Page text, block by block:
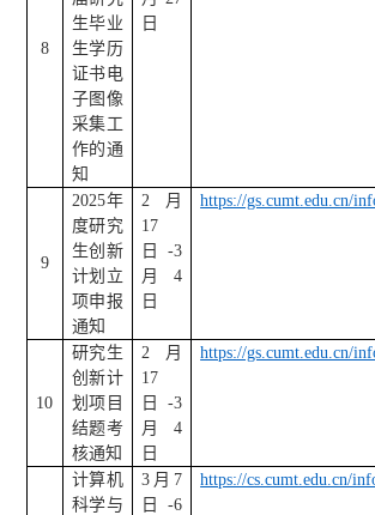
8
生毕业
生学历
证书电
子图像
采集工
作的通
知
日
9
2025年
度研究
生创新
计划立
项申报
通知
2 月
17
日 -3
月 4
日
https://gs.cumt.edu.cn/
10
研究生
创新计
划项目
结题考
核通知
2 月
17
日 -3
月 4
日
https://gs.cumt.edu.cn/
计算机
科学与
3 月 7
日 -6
https://cs.cumt.edu.cn/